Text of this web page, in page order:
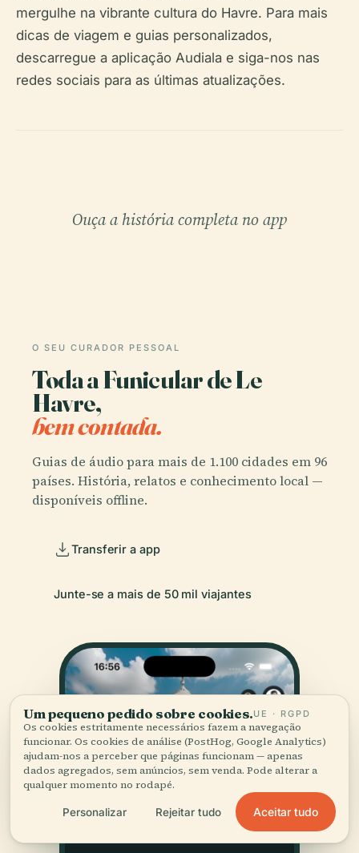
mergulhe na vibrante cultura do Havre. Para mais
dicas de viagem e guias personalizados,
descarregue a aplicação Audiala e siga-nos nas
redes sociais para as últimas atualizações.
Ouça a história completa no app
O SEU CURADOR PESSOAL
Toda a Funicular de Le
Havre,
bem contada.
Guias de áudio para mais de 1.100 cidades em 96
países. História, relatos e conhecimento local —
disponíveis offline.
Transferir a app
Junte-se a mais de 50 mil viajantes
Um pequeno pedido sobre cookies.UE · RGPD
Os cookies estritamente necessários fazem a navegação
funcionar. Os cookies de análise (PostHog, Google Analytics)
ajudam-nos a perceber que páginas funcionam — apenas
dados agregados, sem anúncios, sem venda. Pode alterar a
qualquer momento no rodapé.
Personalizar Rejeitar tudo Aceitar tudo